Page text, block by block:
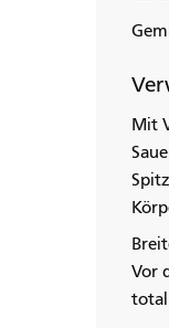
Mit
Vor
total